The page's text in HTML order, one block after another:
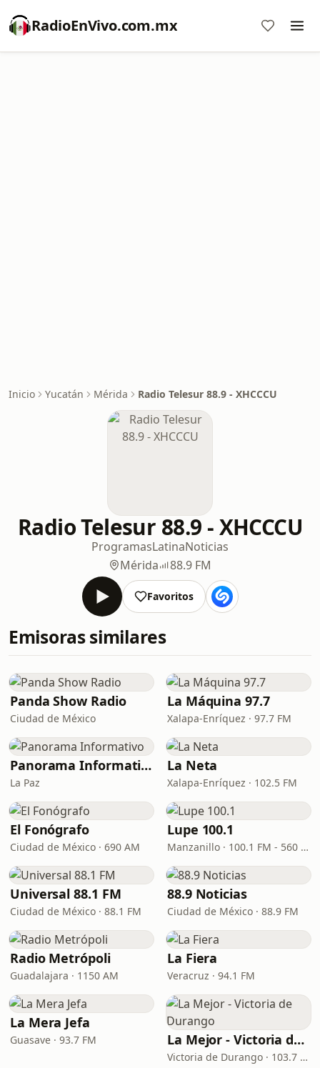
RadioEnVivo.com.mx
Inicio Yucatán Mérida Radio Telesur 88.9 - XHCCCU
Radio Telesur 88.9 - XHCCCU
ProgramasLatinaNoticias
Mérida
88.9 FM
Favoritos
Emisoras similares
Panda Show Radio
Ciudad de México
La Máquina 97.7
Xalapa-Enríquez · 97.7 FM
Panorama Informativo
La Paz
La Neta
Xalapa-Enríquez · 102.5 FM
El Fonógrafo
Ciudad de México · 690 AM
Lupe 100.1
Manzanillo · 100.1 FM - 560 AM
Universal 88.1 FM
Ciudad de México · 88.1 FM
88.9 Noticias
Ciudad de México · 88.9 FM
Radio Metrópoli
Guadalajara · 1150 AM
La Fiera
Veracruz · 94.1 FM
La Mera Jefa
Guasave · 93.7 FM La Mejor - Victoria de Durango
Victoria de Durango · 103.7 FM - 760 AM